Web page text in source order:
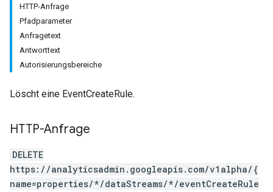
HTTP-Anfrage
Pfadparameter
Anfragetext
Antworttext
Autorisierungsbereiche
Löscht eine EventCreateRule.
HTTP-Anfrage
DELETE
https://analyticsadmin.googleapis.com/v1alpha/{
name=properties/*/dataStreams/*/eventCreateRule